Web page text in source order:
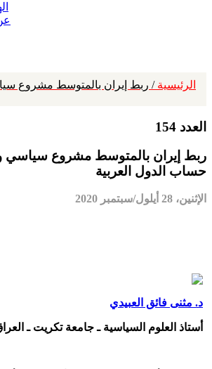
الرئيسية / ربط إيران بالمتوسط مشروع
العدد 154
ربط إيران بالمتوسط مشروع
حساب الدول العربية
الإثنين، 28 أيلول/سبتمبر 2020
د. مثنى فائق العبيدي
أستاذ العلوم السياسية ـ جامعة تكريت ـ